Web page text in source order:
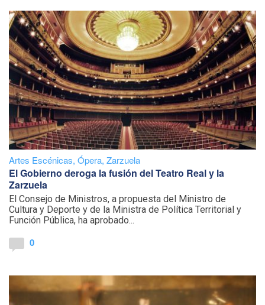
Artes Escénicas, Ópera, Zarzuela
El Gobierno deroga la fusión del Teatro Real y la
Zarzuela
El Consejo de Ministros, a propuesta del Ministro de
Cultura y Deporte y de la Ministra de Política Territorial y
Función Pública, ha aprobado...
0